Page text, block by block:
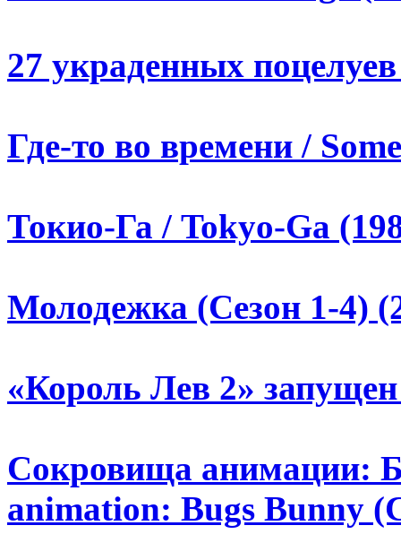
27 украденных
Где-то во времени /
Токио-Га / Tokyo-Ga
Молодежка (Сезон 1-4)
«Король Лев 2»
Сокровища анимации:
animation: Bugs Bunny